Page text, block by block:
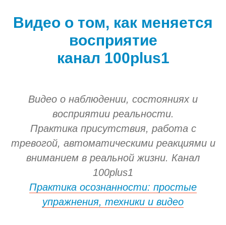
Видео о том, как меняется
восприятие
канал 100plus1
Видео о наблюдении, состояниях и
восприятии реальности.
Практика присутствия, работа с
тревогой, автоматическими реакциями и
вниманием в реальной жизни. Канал
100plus1
Практика осознанности: простые
упражнения, техники и видео